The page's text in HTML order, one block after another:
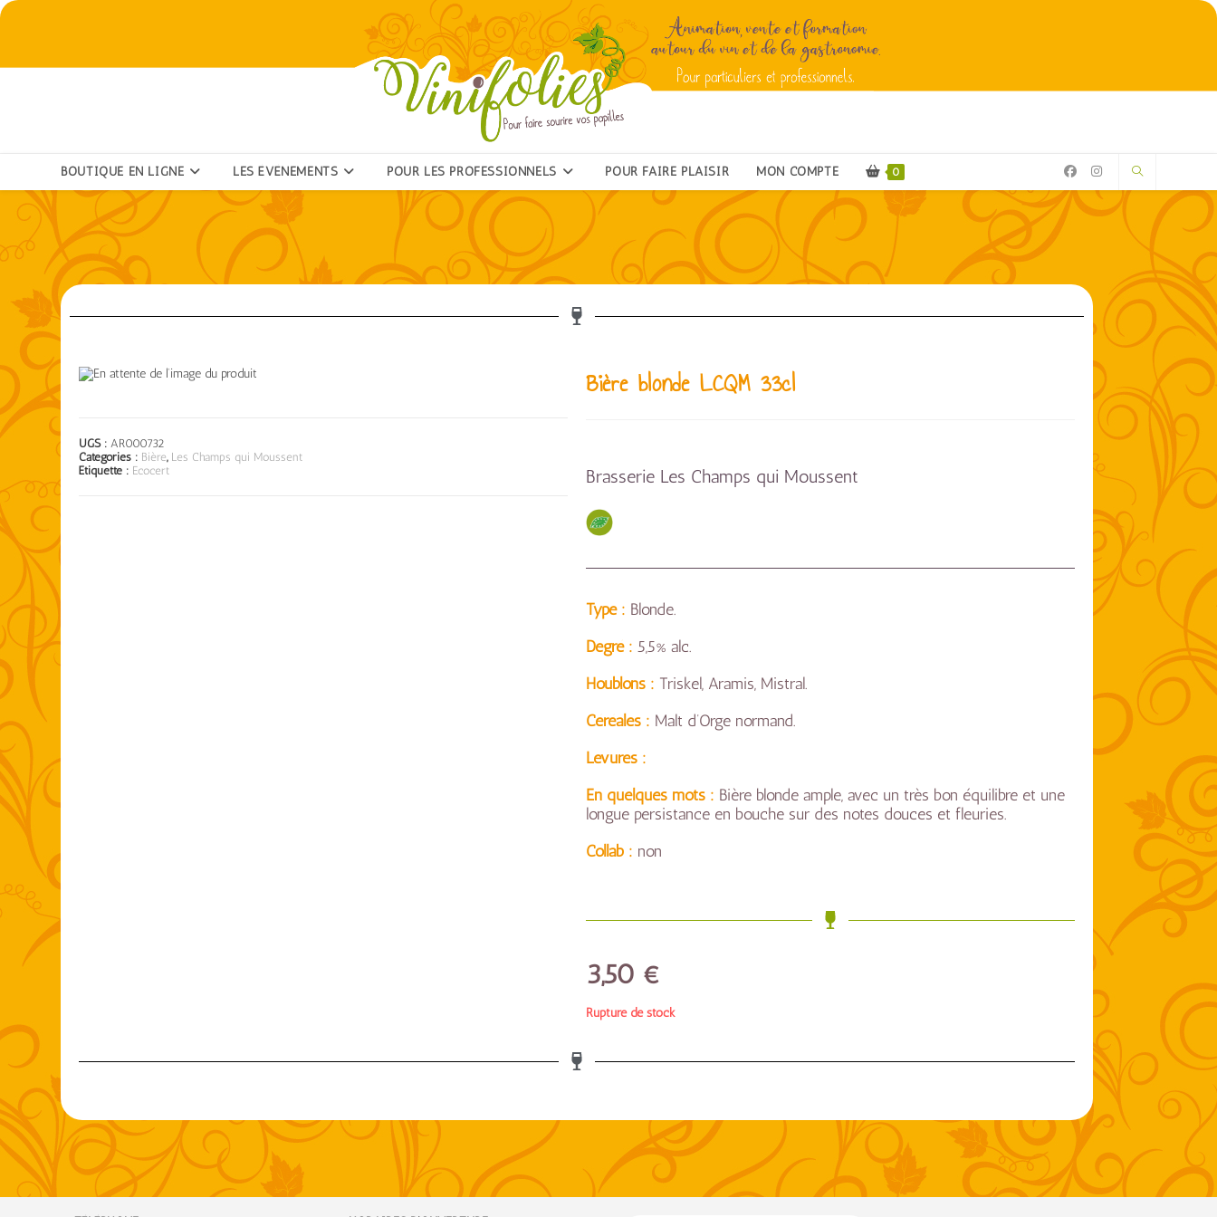
BOUTIQUE EN LIGNE LES ÉVÉNEMENTS POUR LES PROFESSIONNELS POUR FAIRE PLAISIR MON COMPTE 0
UGS : AR000732
Catégories : Bière, Les Champs qui Moussent
Étiquette : Ecocert
Bière blonde LCQM 33cl
Brasserie Les Champs qui Moussent
Type : Blonde.
Degré :5,5% alc.
Houblons : Triskel, Aramis, Mistral.
Céréales : Malt d’Orge normand.
Levures :
En quelques mots : Bière blonde ample, avec un très bon équilibre et une
longue persistance en bouche sur des notes douces et fleuries.
Collab : non
3,50 €
Rupture de stock